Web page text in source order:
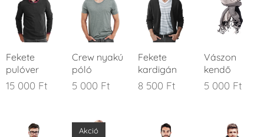
Fekete
pulóver
15 000 Ft
Crew nyakú
póló
5 000 Ft
Fekete
kardigán
8 500 Ft
Vászon
kendő
5 000 Ft
Akció